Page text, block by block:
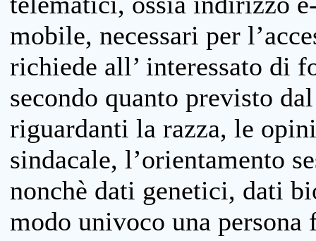
mobile, necessari per
richiede all’ interessato di
secondo quanto previsto
riguardanti la razza, le
sindacale, l’orientamento
nonchè dati genetici, dati
modo univoco una